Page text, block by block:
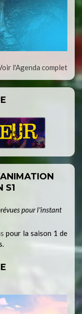
l'Agenda complet
S1
pour l'instant
pour la saison 1 de